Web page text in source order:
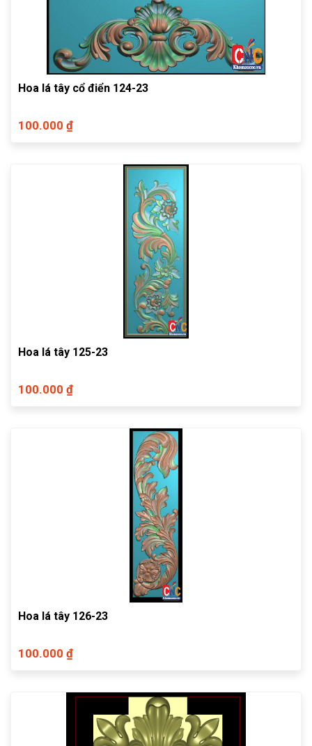
Hoa lá tây cổ điển 124-23
100.000 ₫
Hoa lá tây 125-23
100.000 ₫
Hoa lá tây 126-23
100.000 ₫